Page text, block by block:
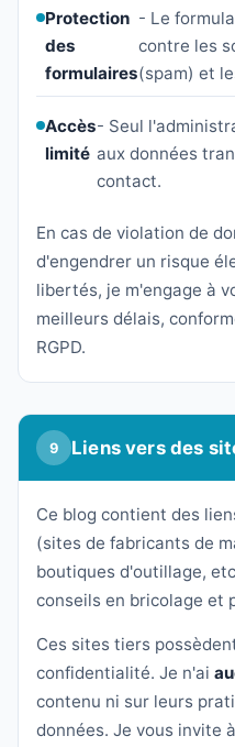
Protection
des
formulaires
- Le
contre les
(spam) et
Accès
limité
- Seul
aux données
contact.
En cas de violation de
d'engendrer un risque
libertés, je m'engage à
meilleurs délais,
RGPD.
9 Liens vers des
Ce blog contient des
(sites de fabricants de
boutiques d'outillage,
conseils en bricolage et
Ces sites tiers
confidentialité. Je n'ai
contenu ni sur leurs
données. Je vous invite